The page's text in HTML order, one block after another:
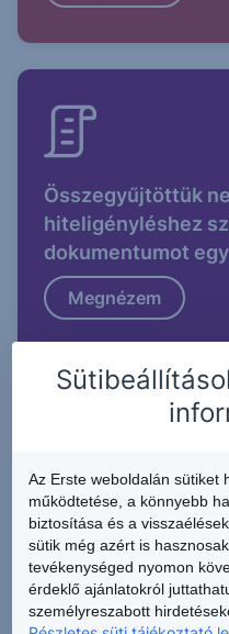
Összegyűjtöttük
hiteligényléshez
dokumentumot
Megnézem
Nézz utána, hogy
támogatásokat
Megnézem
Az Erste weboldalán sütiket
működtetése, a könnyebb
biztosítása és a
sütik még azért is
tevékenységed nyomon
érdeklő ajánlatokról
személyreszabott